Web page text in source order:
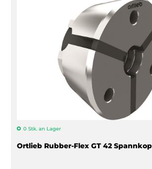
0 Stk. an Lager
Ortlieb Rubber-Flex GT 42